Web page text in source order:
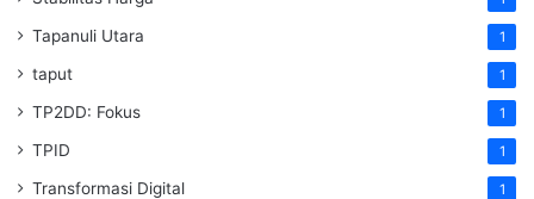
Tapanuli Utara 1
taput 1
TP2DD: Fokus 1
TPID 1
Transformasi Digital 1